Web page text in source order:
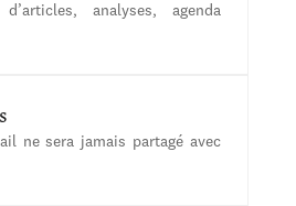
d’articles, analyses, agenda
ne sera jamais partagé avec